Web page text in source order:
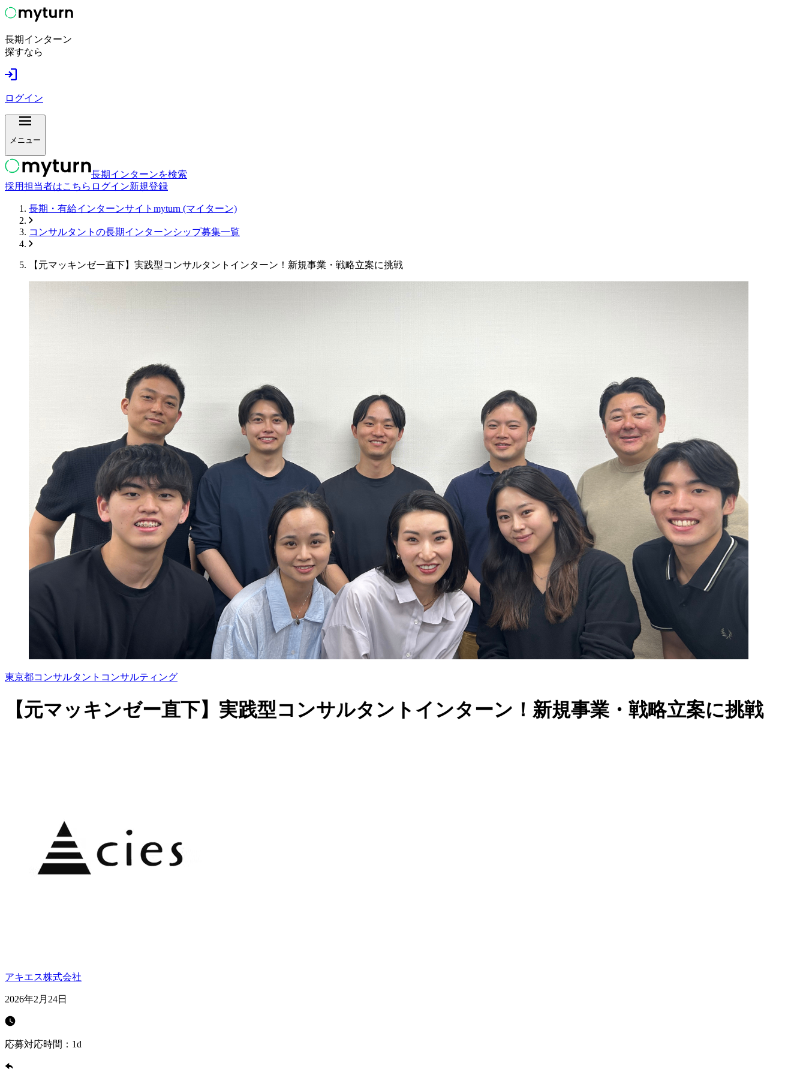
長期インターン
探すなら
ログイン
メニュー
長期インターンを検索
採用担当者はこちら ログイン新規登録
長期・有給インターンサイトmyturn (マイターン)
コンサルタント の長期インターンシップ募集一覧
【元マッキンゼー直下】実践型コンサルタントインターン！新規事業・戦略立案に挑戦
東京都コンサルタント コンサルティング
【元マッキンゼー直下】実践型コンサルタントインターン！新規事業・戦略立案に挑戦
アキエス株式会社
2026年2月24日
応募対応時間： 1d